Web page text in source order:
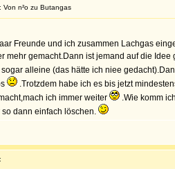
Von n²o zu Butangas
Freunde und ich zusammen Lachgas
mehr gemacht.Dann ist jemand auf die
alleine (das hätte ich niee
.Trotzdem habe ich es bis jetzt
ich immer weiter
.Wie komm
dann einfach löschen.